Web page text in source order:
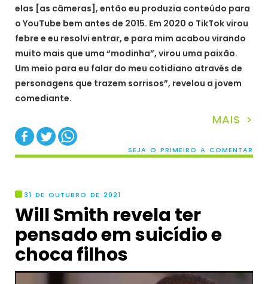
elas [as câmeras], então eu produzia conteúdo para
o YouTube bem antes de 2015. Em 2020 o TikTok virou
febre e eu resolvi entrar, e para mim acabou virando
muito mais que uma “modinha”, virou uma paixão.
Um meio para eu falar do meu cotidiano através de
personagens que trazem sorrisos”, revelou a jovem
comediante.
MAIS >
SEJA O PRIMEIRO A COMENTAR
31 DE OUTUBRO DE 2021
Will Smith revela ter
pensado em suicídio e
choca filhos